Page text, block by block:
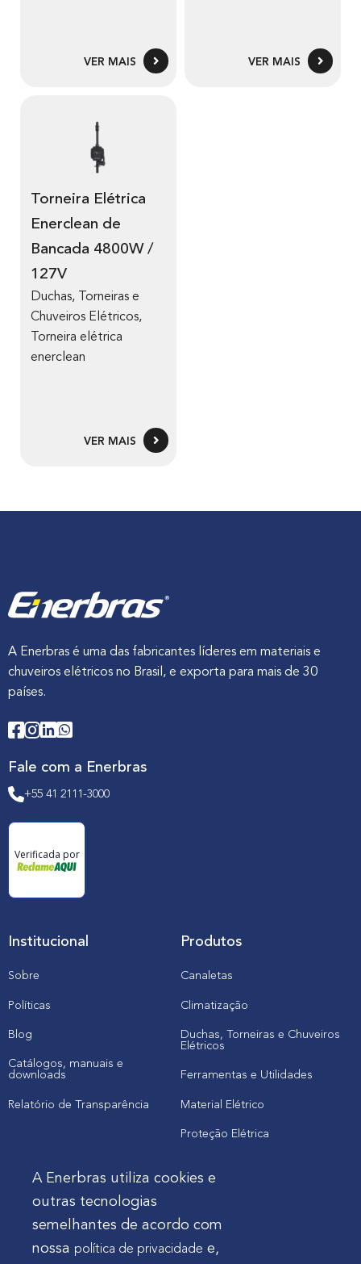
VER MAIS VER MAIS
Torneira Elétrica
Enerclean de
Bancada 4800W /
127V
Duchas, Torneiras e
Chuveiros Elétricos,
Torneira elétrica
enerclean
VER MAIS
A Enerbras é uma das fabricantes líderes em materiais e
chuveiros elétricos no Brasil, e exporta para mais de 30
países.
Fale com a Enerbras
+55 41 2111-3000
Verificada por
Institucional
Sobre
Políticas
Blog
Catálogos, manuais e
downloads
Relatório de Transparência
Produtos
Canaletas
Climatização
Duchas, Torneiras e Chuveiros
Elétricos
Ferramentas e Utilidades
Material Elétrico
Proteção Elétrica
Cliente
Onde comprar produtos
Quero Enerbras na minha loja
A Enerbras utiliza cookies e
outras tecnologias
semelhantes de acordo com
nossa política de privacidade e,